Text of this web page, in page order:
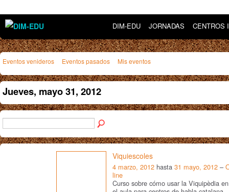
DIM-EDU JORNADAS CENTROS
Eventos venideros Eventos pasados Mis eventos
Jueves, mayo 31, 2012
Viquiescoles
4 marzo, 2012 hasta 31 mayo, 2012 –
line
Curso sobre cómo usar la Viquipèdia en